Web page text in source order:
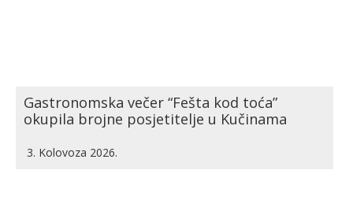
Gastronomska večer “Fešta kod toća”
okupila brojne posjetitelje u Kučinama
3. Kolovoza 2026.